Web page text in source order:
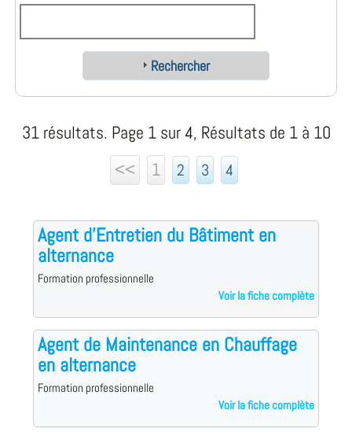
Rechercher
31 résultats. Page 1 sur 4, Résultats de 1 à 10
<<
1 2 3 4
Agent d'Entretien du Bâtiment en
alternance
Formation professionnelle
Voir la fiche complète
Agent de Maintenance en Chauffage
en alternance
Formation professionnelle
Voir la fiche complète